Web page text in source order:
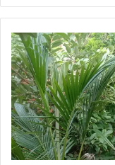
Beekeeping
:
शहद
ने
घोले
मिठास,
मधुमक्खी
पालन
बनी